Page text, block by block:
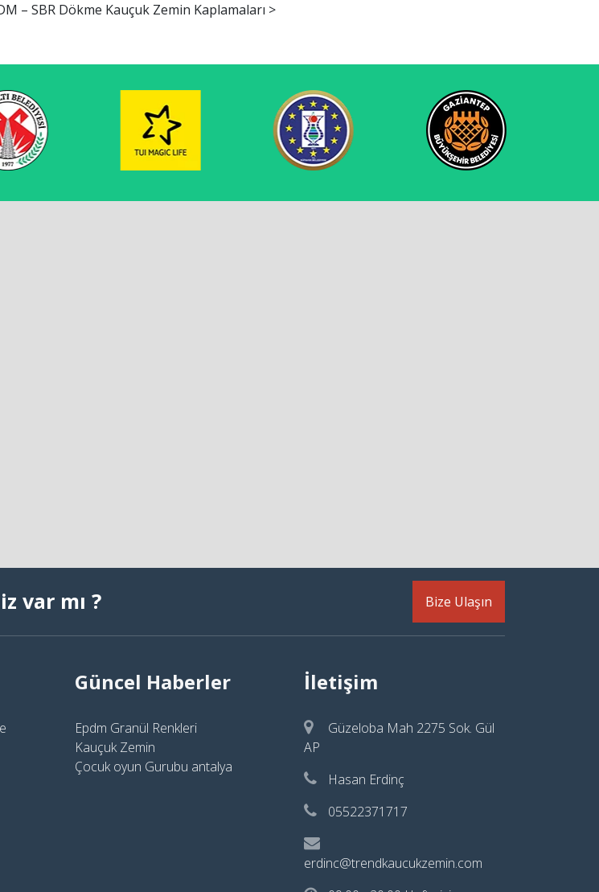
– SBR Dökme Kauçuk Zemin Kaplamaları >
var mı ? Bize Ulaşın
Güncel Haberler
Epdm Granül Renkleri
Kauçuk Zemin
Çocuk oyun Gurubu antalya
İletişim
Güzeloba Mah 2275 Sok. Gül
AP
Hasan Erdinç
05522371717
erdinc@trendkaucukzemin.com